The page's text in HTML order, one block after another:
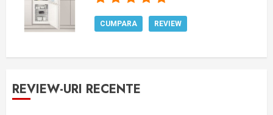
CUMPARA REVIEW
REVIEW-URI RECENTE